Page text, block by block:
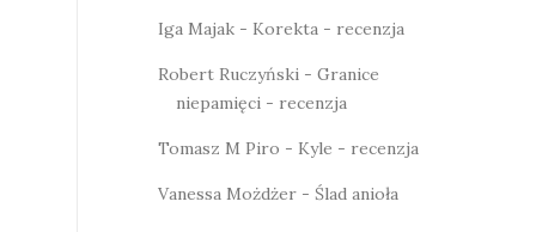
Iga Majak - Korekta - recenzja
Robert Ruczyński - Granice
niepamięci - recenzja
Tomasz M Piro - Kyle - recenzja
Vanessa Możdżer - Ślad anioła